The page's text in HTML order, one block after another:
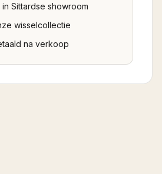
Sittardse showroom
wisselcollectie
na verkoop